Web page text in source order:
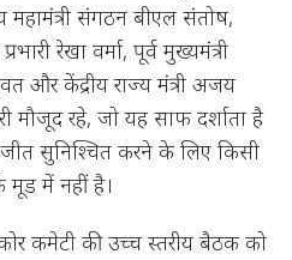
महामंत्री संगठन बीएल संतोष,
रेखा वर्मा, पूर्व मुख्यमंत्री
और केंद्रीय राज्य मंत्री अजय
मौजूद रहे, जो यह साफ दर्शाता है
सुनिश्चित करने के लिए किसी
मूड में नहीं है।
कमेटी की उच्च स्तरीय बैठक को